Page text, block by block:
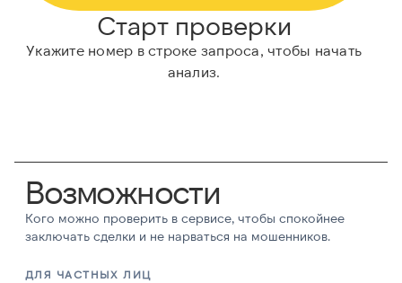
Старт проверки
Укажите номер в строке запроса, чтобы начать
анализ.
Возможности
Кого можно проверить в сервисе, чтобы спокойнее
заключать сделки и не нарваться на мошенников.
ДЛЯ ЧАСТНЫХ ЛИЦ